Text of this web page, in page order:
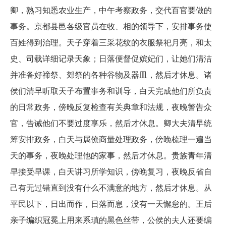
卿，熟习知悉农业生产，中午考察政务，交代百官要做的
事务。京都县邑各级官员在牧、相的领导下，安排事务使
百姓得到治理。天子穿着三采花纹的衣服祭祀月亮，和太
史、司载详细记录天象；日落便督促嫔妃们，让她们清洁
并准备好禘祭、郊祭的各种谷物及器皿，然后才休息。诸
侯们清早听取天子布置事务和训导，白天完成他们所负责
的日常政务，傍晚反复检查有关典章和法规，夜晚警告众
官，告诫他们不要过度享乐，然后才休息。卿大夫清早统
筹安排政务，白天与属僚商量处理政务，傍晚梳理一遍当
天的事务，夜晚处理他的家事，然后才休息。贵族青年清
早接受早课，白天讲习所学知识，傍晚复习，夜晚反省自
己有无过错直到没有什么不满意的地方，然后才休息。从
平民以下，日出而作，日落而息，没有一天懈怠的。王后
亲子编织冠冕上用来系瑱的黑色丝带，公侯的夫人还要编